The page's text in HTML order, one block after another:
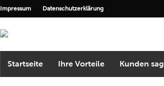
Impressum Datenschutzerklärung
Startseite Ihre Vorteile Kunden